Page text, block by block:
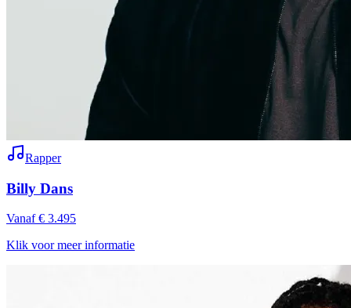
Rapper
Billy Dans
Vanaf € 3.495
Klik voor meer informatie